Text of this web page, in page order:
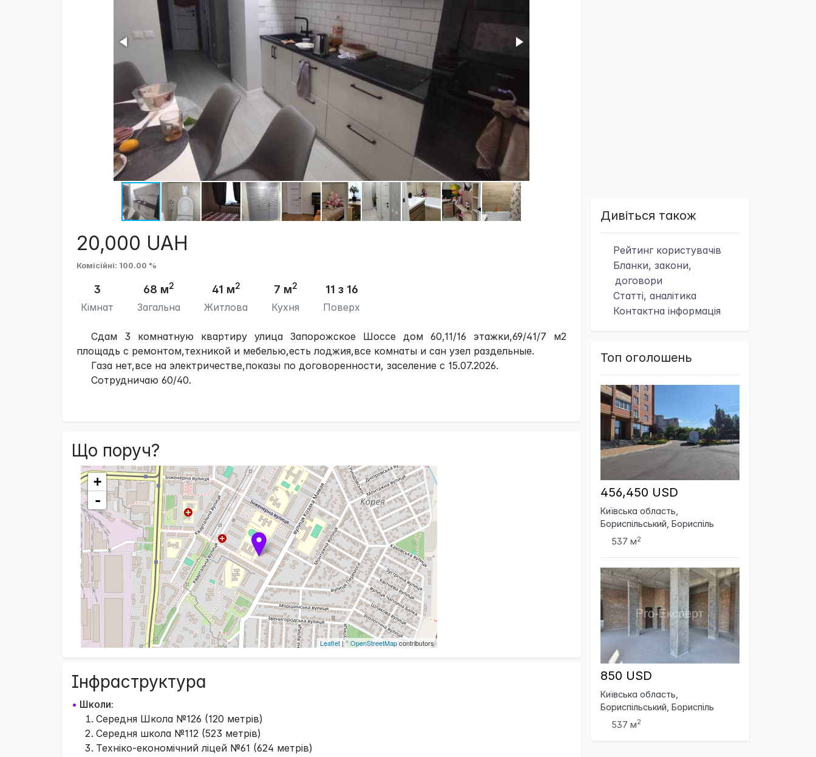
20,000 UAH
Комісійні: 100.00 %
3
Кімнат
68 м2
Загальна
41 м2
Житлова
7 м2
Кухня
11 з 16
Поверх
Сдам 3 комнатную квартиру улица Запорожское Шоссе дом 60,11/16 этажки,69/41/7 м2
площадь с ремонтом,техникой и мебелью,есть лоджия,все комнаты и сан узел раздельные.
Газа нет,все на электричестве,показы по договоренности, заселение с 15.07.2026.
Сотрудничаю 60/40.
Що поруч?
+
-
Leaflet | ©OpenStreetMapcontributors
Інфраструктура
• Школи:
Середня Школа №126 (120 метрів)
Середня школа №112 (523 метрів)
Техніко-економічний ліцей №61 (624 метрів)
Дивіться також
Рейтинг користувачів
Бланки, закони,
договори
Статті, аналітика
Контактна інформація
Топ оголошень
456,450 USD
Київська область,
Бориспільський, Бориспіль
537 м2
850 USD
Київська область,
Бориспільський, Бориспіль
537 м2